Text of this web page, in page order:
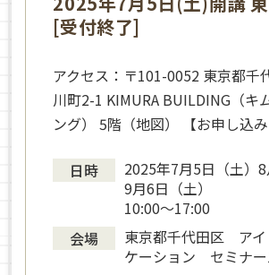
[受付終了]
アクセス：〒101-0052 東京都千
川町2-1 KIMURA BUILDING（キ
ング） 5階（地図） 【お申し込
日時
2025年7月5日（土）8
9月6日（土）
10:00～17:00
会場
東京都千代田区 アイ
ケーション セミナー